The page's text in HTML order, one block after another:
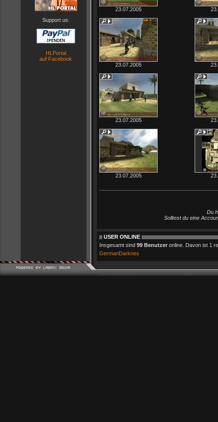
Support us:
HLPortal
auf Facebook
23.07.2005
23.07.2005
23.07.2005
23.07.2005
Du
Solltest du eine
USER ONLINE
Insgesamt sind 99 Benutzer online. Davon ist 1
GermanDarknes